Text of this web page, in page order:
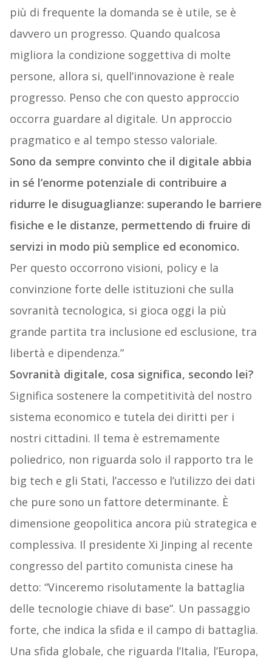
più di frequente la domanda se è utile, se è
davvero un progresso. Quando qualcosa
migliora la condizione soggettiva di molte
persone, allora si, quell’innovazione è reale
progresso. Penso che con questo approccio
occorra guardare al digitale. Un approccio
pragmatico e al tempo stesso valoriale.
Sono da sempre convinto che il digitale abbia
in sé l’enorme potenziale di contribuire a
ridurre le disuguaglianze: superando le barriere
fisiche e le distanze, permettendo di fruire di
servizi in modo più semplice ed economico.
Per questo occorrono visioni, policy e la
convinzione forte delle istituzioni che sulla
sovranità tecnologica, si gioca oggi la più
grande partita tra inclusione ed esclusione, tra
libertà e dipendenza.”
Sovranità digitale, cosa significa, secondo lei?
Significa sostenere la competitività del nostro
sistema economico e tutela dei diritti per i
nostri cittadini. Il tema è estremamente
poliedrico, non riguarda solo il rapporto tra le
big tech e gli Stati, l’accesso e l’utilizzo dei dati
che pure sono un fattore determinante. È
dimensione geopolitica ancora più strategica e
complessiva. Il presidente Xi Jinping al recente
congresso del partito comunista cinese ha
detto: “Vinceremo risolutamente la battaglia
delle tecnologie chiave di base”. Un passaggio
forte, che indica la sfida e il campo di battaglia.
Una sfida globale, che riguarda l’Italia, l’Europa,